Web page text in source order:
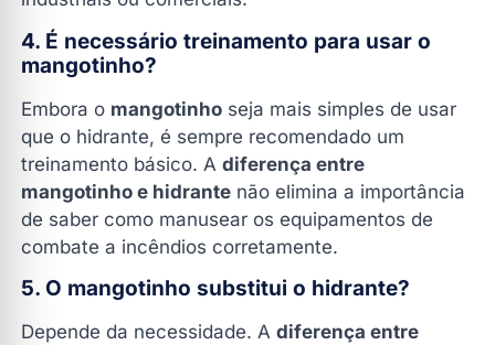
4. É necessário treinamento para usar o
mangotinho?
Embora o mangotinho seja mais simples de usar
que o hidrante, é sempre recomendado um
treinamento básico. A diferença entre
mangotinho e hidrante não elimina a importância
de saber como manusear os equipamentos de
combate a incêndios corretamente.
5. O mangotinho substitui o hidrante?
Depende da necessidade. A diferença entre